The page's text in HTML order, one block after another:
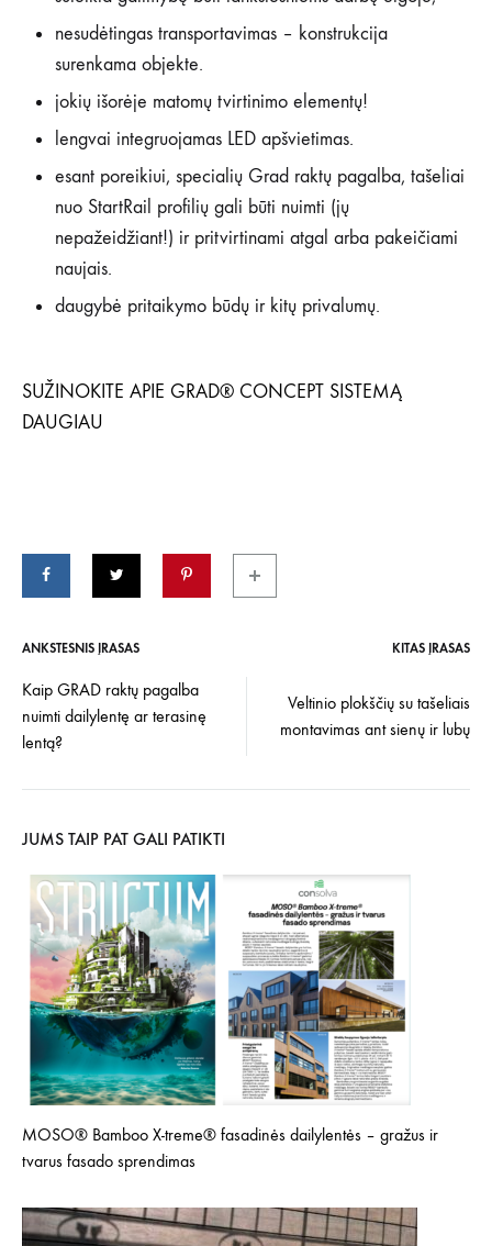
nesudėtingas transportavimas – konstrukcija
surenkama objekte.
jokių išorėje matomų tvirtinimo elementų!
lengvai integruojamas LED apšvietimas.
esant poreikiui, specialių Grad raktų pagalba, tašeliai
nuo StartRail profilių gali būti nuimti (jų
nepažeidžiant!) ir pritvirtinami atgal arba pakeičiami
naujais.
daugybė pritaikymo būdų ir kitų privalumų.
SUŽINOKITE APIE GRAD® CONCEPT SISTEMĄ
DAUGIAU
Įrašo
navigacija
ANKSTESNIS ĮRAŠAS KITAS ĮRAŠAS
Kaip GRAD raktų pagalba
nuimti dailylentę ar terasinę
lentą?
Veltinio plokščių su tašeliais
montavimas ant sienų ir lubų
JUMS TAIP PAT GALI PATIKTI
MOSO® Bamboo X-treme® fasadinės dailylentės – gražus ir
tvarus fasado sprendimas